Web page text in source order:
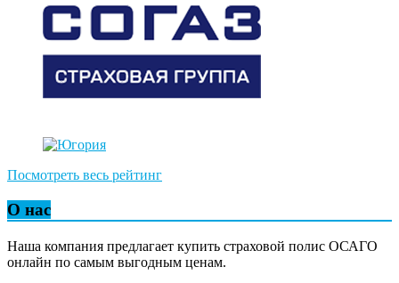
Посмотреть весь рейтинг
О нас
Наша компания предлагает купить страховой полис ОСАГО
онлайн по самым выгодным ценам.